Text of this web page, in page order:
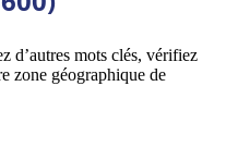
d’autres mots clés, vérifiez
zone géographique de